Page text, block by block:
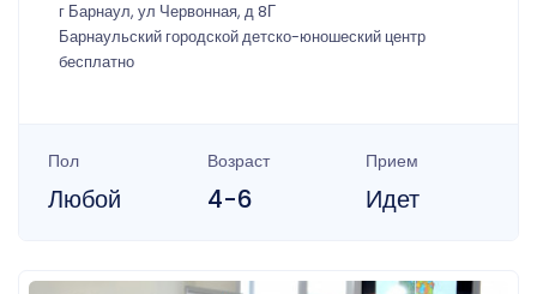
г Барнаул, ул Червонная, д 8Г
Барнаульский городской детско-юношеский центр
бесплатно
Пол
Любой
Возраст
4-6
Прием
Идет